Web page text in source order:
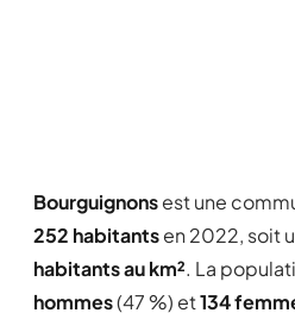
Bourguignonsest une
252 habitantsen 2022, soit
habitants au km². La
hommes(47 %) et134